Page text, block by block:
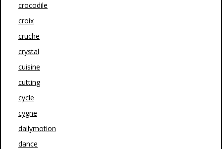
crocodile
croix
cruche
crystal
cuisine
cutting
cycle
cygne
dailymotion
dance